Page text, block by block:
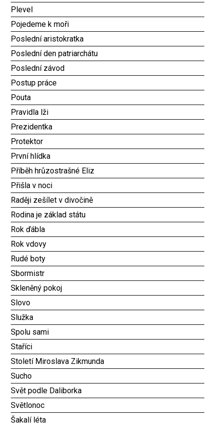
Plevel
Pojedeme k moři
Poslední aristokratka
Poslední den patriarchátu
Poslední závod
Postup práce
Pouta
Pravidla lži
Prezidentka
Protektor
První hlídka
Příběh hrůzostrašné Eliz
Přišla v noci
Raději zešílet v divočině
Rodina je základ státu
Rok ďábla
Rok vdovy
Rudé boty
Sbormistr
Skleněný pokoj
Slovo
Služka
Spolu sami
Staříci
Století Miroslava Zikmunda
Sucho
Svět podle Daliborka
Světlonoc
Šakalí léta